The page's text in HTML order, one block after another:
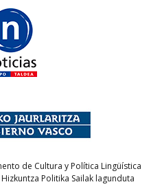
de Cultura y Política Lingüística
Politika Sailak lagunduta